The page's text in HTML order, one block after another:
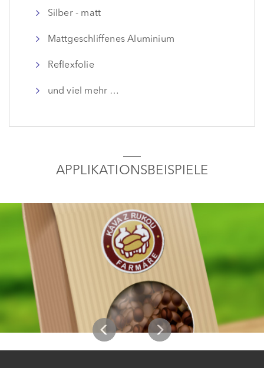
Silber - matt
Mattgeschliffenes Aluminium
Reflexfolie
und viel mehr …
APPLIKATIONSBEISPIELE